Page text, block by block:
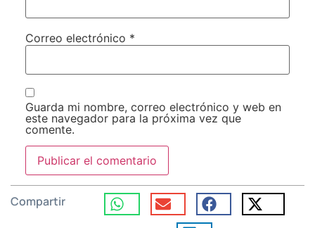
Correo electrónico *
Guarda mi nombre, correo electrónico y web en
este navegador para la próxima vez que
comente.
Compartir